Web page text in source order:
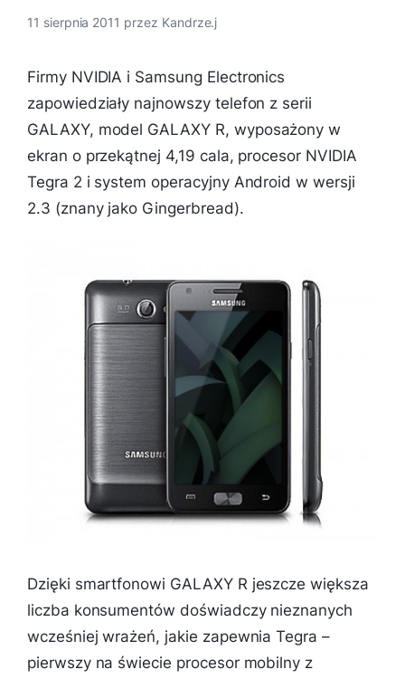
11 sierpnia 2011 przez Kandrze.j
Firmy NVIDIA i Samsung Electronics
zapowiedziały najnowszy telefon z serii
GALAXY, model GALAXY R, wyposażony w
ekran o przekątnej 4,19 cala, procesor NVIDIA
Tegra 2 i system operacyjny Android w wersji
2.3 (znany jako Gingerbread).
Dzięki smartfonowi GALAXY R jeszcze większa
liczba konsumentów doświadczy nieznanych
wcześniej wrażeń, jakie zapewnia Tegra –
pierwszy na świecie procesor mobilny z